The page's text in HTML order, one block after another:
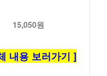
15,050원
내용 보러가기 ]